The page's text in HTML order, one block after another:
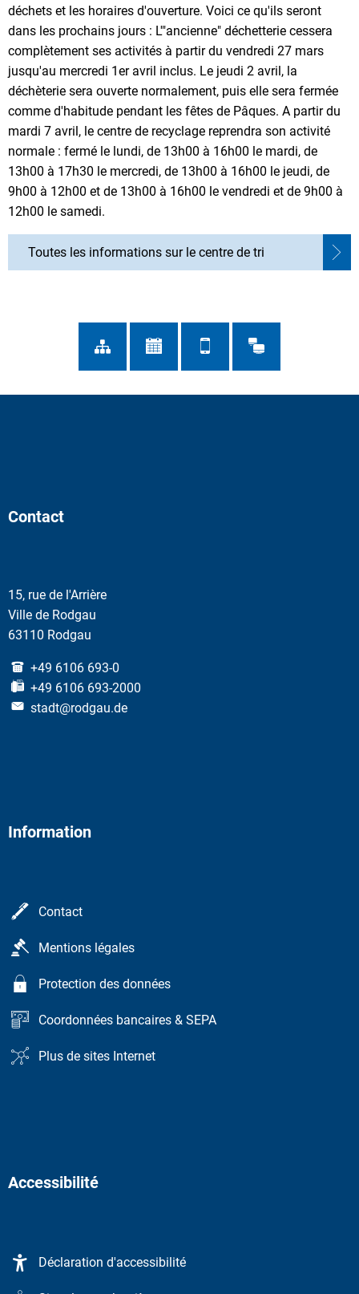
déchets et les horaires d'ouverture. Voici ce qu'ils seront
dans les prochains jours : L'"ancienne" déchetterie cessera
complètement ses activités à partir du vendredi 27 mars
jusqu'au mercredi 1er avril inclus. Le jeudi 2 avril, la
déchèterie sera ouverte normalement, puis elle sera fermée
comme d'habitude pendant les fêtes de Pâques. A partir du
mardi 7 avril, le centre de recyclage reprendra son activité
normale : fermé le lundi, de 13h00 à 16h00 le mardi, de
13h00 à 17h30 le mercredi, de 13h00 à 16h00 le jeudi, de
9h00 à 12h00 et de 13h00 à 16h00 le vendredi et de 9h00 à
12h00 le samedi.
Toutes les informations sur le centre de tri
Contact
15, rue de l'Arrière
Ville de Rodgau
63110 Rodgau
+49 6106 693-0
+49 6106 693-2000
stadt@rodgau.de
Information
Contact
Mentions légales
Protection des données
Coordonnées bancaires & SEPA
Plus de sites Internet
Accessibilité
Déclaration d'accessibilité